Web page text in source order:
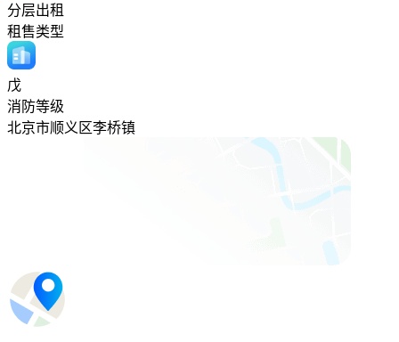
分层出租
租售类型
戊
消防等级
北京市顺义区李桥镇